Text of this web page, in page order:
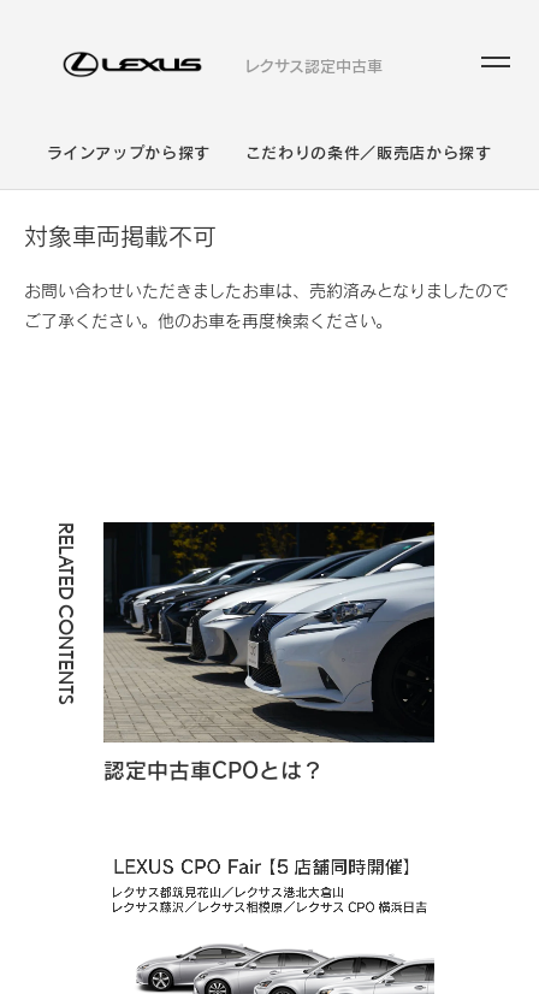
レクサス認定中古車
ラインアップから探す こだわりの条件／販売店から探す
対象車両掲載不可
お問い合わせいただきましたお車は、売約済みとなりましたので
ご了承ください。他のお車を再度検索ください。
RELATED CONTENTS
認定中古車CPOとは？